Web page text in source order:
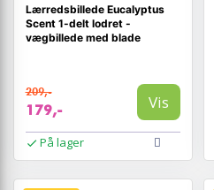
Lærredsbillede Eucalyptus
Scent 1-delt lodret -
vægbillede med blade
209,-
179,- Vis
På lager